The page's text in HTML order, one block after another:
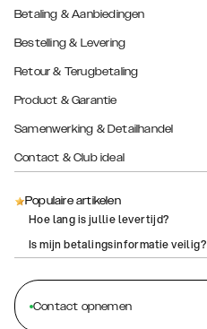
Betaling & Aanbiedingen
Bestelling & Levering
Retour & Terugbetaling
Product & Garantie
Samenwerking & Detailhandel
Contact & Club ideal
Populaire artikelen
Hoe lang is jullie levertijd?
Is mijn betalingsinformatie veilig?
Contact opnemen